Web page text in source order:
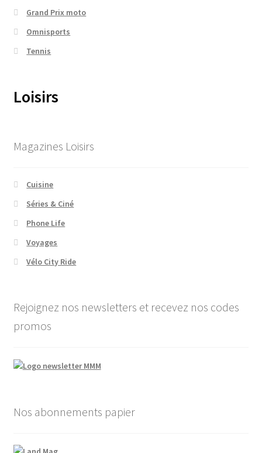
Grand Prix moto
Omnisports
Tennis
Loisirs
Magazines Loisirs
Cuisine
Séries & Ciné
Phone Life
Voyages
Vélo City Ride
Rejoignez nos newsletters et recevez nos codes
promos
Nos abonnements papier